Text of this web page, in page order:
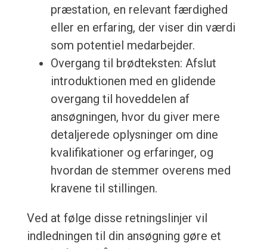
præstation, en relevant færdighed
eller en erfaring, der viser din værdi
som potentiel medarbejder.
Overgang til brødteksten: Afslut
introduktionen med en glidende
overgang til hoveddelen af
ansøgningen, hvor du giver mere
detaljerede oplysninger om dine
kvalifikationer og erfaringer, og
hvordan de stemmer overens med
kravene til stillingen.
Ved at følge disse retningslinjer vil
indledningen til din ansøgning gøre et